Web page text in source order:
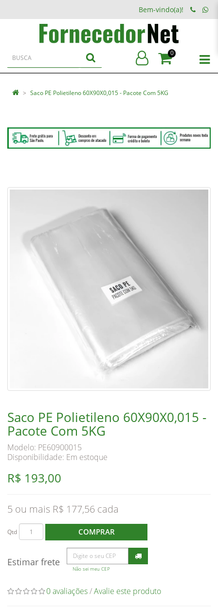
Bem-vindo(a)!
0
Saco PE Polietileno 60X90X0,015 - Pacote Com 5KG
Saco PE Polietileno 60X90X0,015 -
Pacote Com 5KG
Modelo: PE60900015
Disponibilidade: Em estoque
R$ 193,00
5 ou mais R$ 177,56
Qtd COMPRAR
Estimar frete
Não sei meu CEP
0 avaliações/Avalie este produto